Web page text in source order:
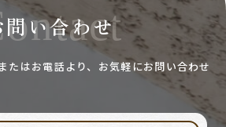
問い合わせ
たはお電話より、お気軽にお問い合わせ